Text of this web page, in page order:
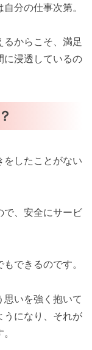
分の仕事次第。
るからこそ、満足
に浸透しているの
をしたことがない
で、安全にサービ
できるのです。
思いを強く抱いて
うになり、それが